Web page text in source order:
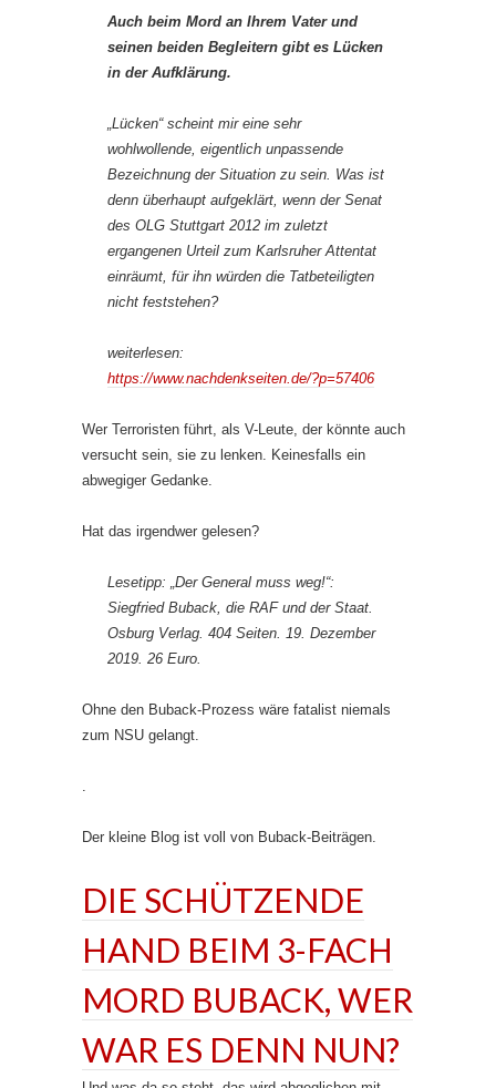
Auch beim Mord an Ihrem Vater und
seinen beiden Begleitern gibt es Lücken
in der Aufklärung.
„Lücken“ scheint mir eine sehr
wohlwollende, eigentlich unpassende
Bezeichnung der Situation zu sein. Was ist
denn überhaupt aufgeklärt, wenn der Senat
des OLG Stuttgart 2012 im zuletzt
ergangenen Urteil zum Karlsruher Attentat
einräumt, für ihn würden die Tatbeteiligten
nicht feststehen?
weiterlesen:
https://www.nachdenkseiten.de/?p=57406
Wer Terroristen führt, als V-Leute, der könnte auch
versucht sein, sie zu lenken. Keinesfalls ein
abwegiger Gedanke.
Hat das irgendwer gelesen?
Lesetipp: „Der General muss weg!“:
Siegfried Buback, die RAF und der Staat.
Osburg Verlag. 404 Seiten. 19. Dezember
2019. 26 Euro.
Ohne den Buback-Prozess wäre fatalist niemals
zum NSU gelangt.
.
Der kleine Blog ist voll von Buback-Beiträgen.
DIE SCHÜTZENDE
HAND BEIM 3-FACH
MORD BUBACK, WER
WAR ES DENN NUN?